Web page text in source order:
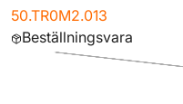
50.TR0M2.013
Beställningsvara